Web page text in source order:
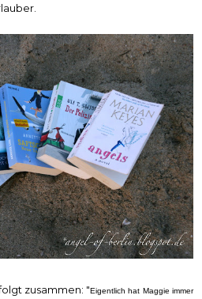
zusammen: "Eigentlich hat Maggie immer